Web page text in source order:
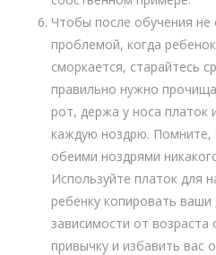
Чтобы после обучения не
проблемой, когда
сморкается, старайтесь
правильно нужно
рот, держа у носа платок
каждую ноздрю. Помните,
обеими ноздрями
Используйте платок для
ребенку копировать ваши
зависимости от
привычку и избавить вас